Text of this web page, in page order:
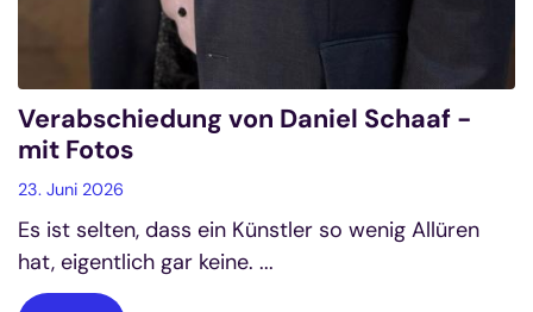
Verabschiedung von Daniel Schaaf -
mit Fotos
23. Juni 2026
Es ist selten, dass ein Künstler so wenig Allüren
hat, eigentlich gar keine. ...